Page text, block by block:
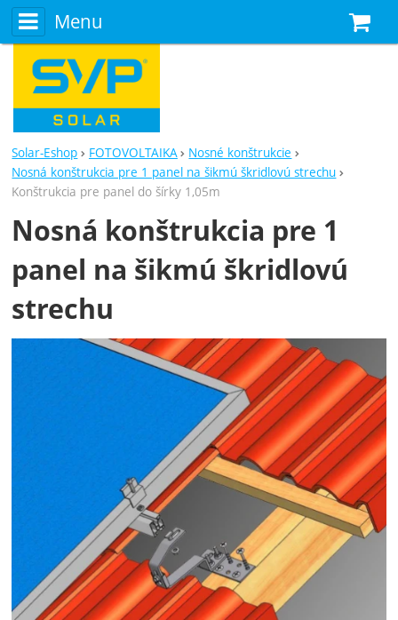
Menu
Solar-Eshop FOTOVOLTAIKA
Nosné konštrukcie
Nosná konštrukcia pre 1 panel na šikmú škridlovú strechu
Konštrukcia pre panel do šírky 1,05m
Nosná konštrukcia pre 1
panel na šikmú škridlovú
strechu
Fotografie